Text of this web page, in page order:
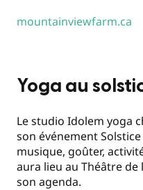
mountainviewfarm.ca
Yoga au
Le studio Idolem yoga
son événement Solstice
musique, goûter,
aura lieu au Théâtre de
son agenda.